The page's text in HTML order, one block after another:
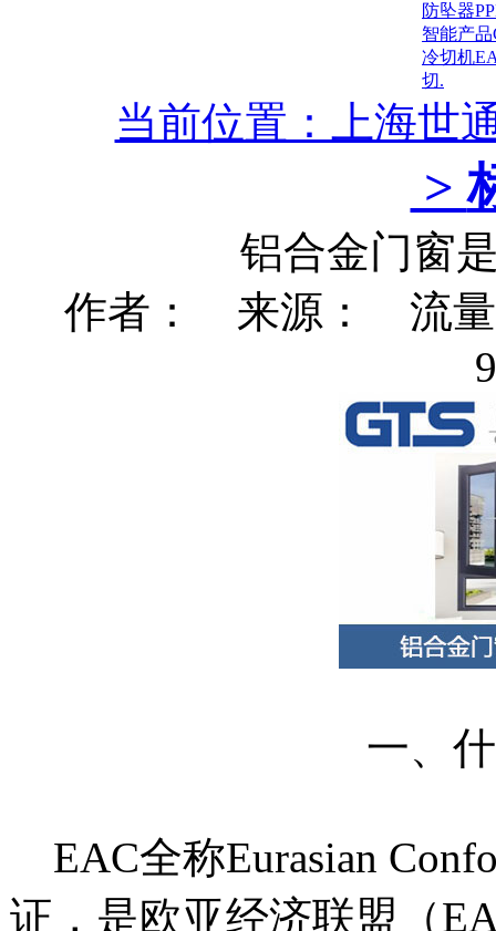
防坠器
智能产
冷切机
切.
当前位置：上海世
>
铝合金门窗
作者： 来源： 流量
一、
EAC全称Eurasian
证，是欧亚经济联盟（